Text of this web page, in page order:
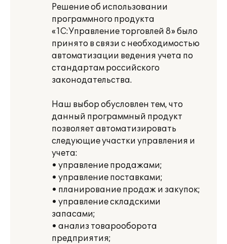
Решение об использовании
программного продукта
«1С:Управление торговлей 8» было
принято в связи с необходимостью
автоматизации ведения учета по
стандартам российского
законодательства.
Наш выбор обусловлен тем, что
данный программный продукт
позволяет автоматизировать
следующие участки управления и
учета:
• управление продажами;
• управление поставками;
• планирование продаж и закупок;
• управление складскими
запасами;
• анализ товарооборота
предприятия;